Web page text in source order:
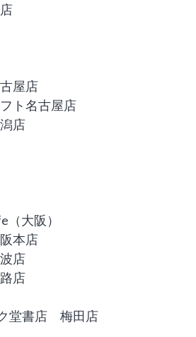
屋店
ト名古屋店
店
（大阪）
本店
店
店
堂書店 梅田店